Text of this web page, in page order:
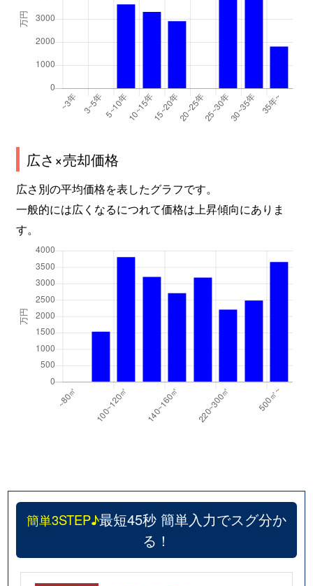
広さ×売却価格
広さ別の平均価格を表したグラフです。
一般的には広くなるにつれて価格は上昇傾向にありま
す。
簡単3STEP♪最短45秒 簡単入力でスグ分か
る！